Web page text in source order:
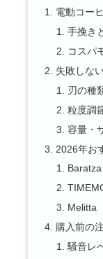
電動コー
手挽き
コスパ
失敗しな
刃の種
粒度調
容量・
2026年お
Baratza
Melitta
購入前の
騒音レ